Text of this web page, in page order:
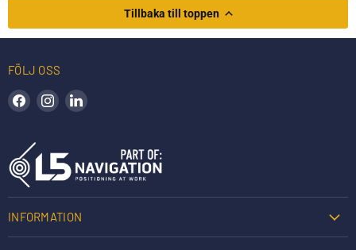
Tillbaka till toppen
FÖLJ OSS
Hitta oss på Facebook
Hitta oss på Instagram
INFORMATION